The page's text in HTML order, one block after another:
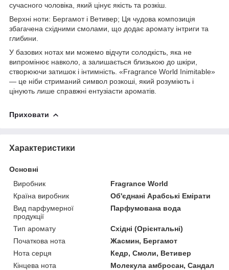
сучасного чоловіка, який цінує якість та розкіш.
Верхні ноти: Бергамот і Ветивер; Ця чудова композиція
збагачена східними смолами, що додає аромату інтриги та
глибини.
У базових нотах ми можемо відчути солодкість, яка не
випромінює навколо, а залишається близькою до шкіри,
створюючи затишок і інтимність. «Fragrance World Inimitable»
— це ніби стриманий символ розкоші, який розуміють і
цінують лише справжні ентузіасти ароматів.
Приховати
Характеристики
Основні
Виробник
Fragrance World
Країна виробник
Об'єднані Арабські Емірати
Вид парфумерної
продукції
Парфумована вода
Тип аромату
Східні (Орієнтальні)
Початкова нота
Жасмин, Бергамот
Нота серця
Кедр, Смоли, Ветивер
Кінцева нота
Молекула амбросан, Сандал